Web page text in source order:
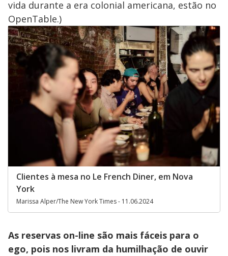
vida durante a era colonial americana, estão no
OpenTable.)
Clientes à mesa no Le French Diner, em Nova
York
Marissa Alper/The New York Times - 11.06.2024
As reservas on-line são mais fáceis para o
ego, pois nos livram da humilhação de ouvir